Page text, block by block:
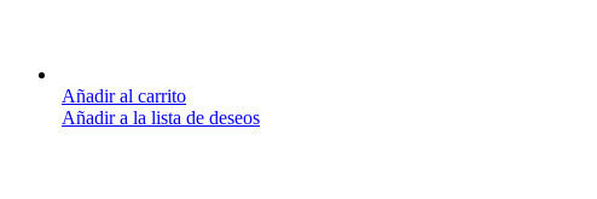
Añadir al carrito
Añadir a la lista de deseos